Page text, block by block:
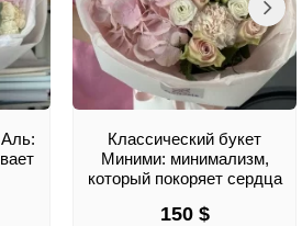
Классический букет
Миними: минимализм,
который покоряет сердца
150 $